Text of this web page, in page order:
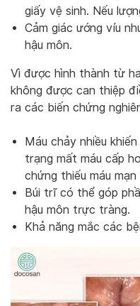
giấy vệ sinh. Nếu
Cảm giác ướng víu
hậu môn.
Vì được hình thành từ
không được can thiệp
ra các biến chứng
Máu chảy nhiều
trạng mất máu cấp
chứng thiếu máu
Búi trĩ có thể góp
hậu môn trực tràng.
Khả năng mắc các